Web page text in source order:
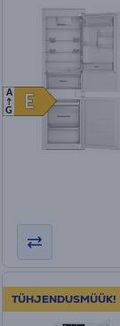
E
E
A
G
TÜHJENDUSMÜÜK!